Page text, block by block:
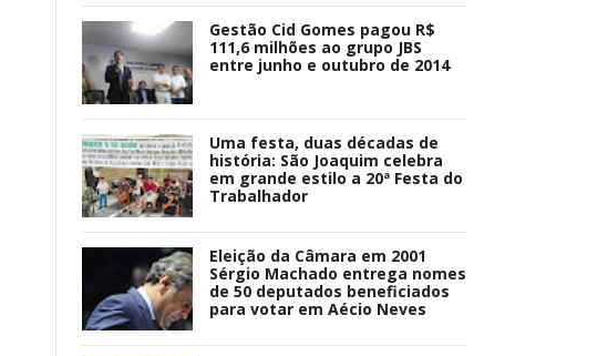
Gestão Cid Gomes pagou R$
111,6 milhões ao grupo JBS
entre junho e outubro de 2014
Uma festa, duas décadas de
história: São Joaquim celebra
em grande estilo a 20ª Festa do
Trabalhador
Eleição da Câmara em 2001
Sérgio Machado entrega nomes
de 50 deputados beneficiados
para votar em Aécio Neves